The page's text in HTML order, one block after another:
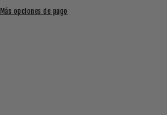
Más opciones de pago